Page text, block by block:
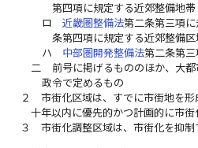
第四項に規定する近郊整備地帯
ロ
近畿圏整備法第二条第三項
条第四項に規定する近郊整備区
ハ
中部圏開発整備法第二条第
二
前号に掲げるもののほか、大
政令で定めるもの
２
市街化区域は、すでに市街地を
十年以内に優先的かつ計画的に市街
３
市街化調整区域は、市街化を抑制